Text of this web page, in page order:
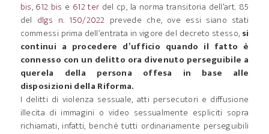
bis, 612 bis e 612 ter del cp, la norma transitoria dell’art. 85
del dlgs n. 150/2022 prevede che, ove essi siano stati
commessi prima dell’entrata in vigore del decreto stesso, si
continui a procedere d’ufficio quando il fatto è
connesso con un delitto ora divenuto perseguibile a
querela della persona offesa in base alle
disposizioni della Riforma.
I delitti di violenza sessuale, atti persecutori e diffusione
illecita di immagini o video sessualmente espliciti sopra
richiamati, infatti, benché tutti ordinariamente perseguibili